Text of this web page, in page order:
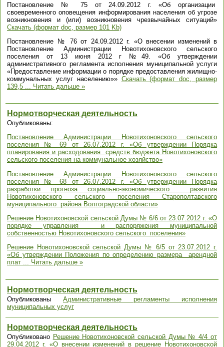
Постановление № 75 от 24.09.2012 г. «Об организации
своевременного оповещения информирования населения об угрозе
возникновения и (или) возникновения чрезвычайных ситуаций»
Скачать (формат doc, размер 101 Kb)
Постановление № 76 от 24.09.2012 г. «О внесении изменений в
Постановление Администрации Новотихоновского сельского
поселения от 13 июня 2012 г №49. «Об утверждении
административного регламента исполнения муниципальной услуги
«Предоставление информации о порядке предоставления жилищно-
коммунальных услуг населению»» Скачать (формат doc, размер
139,5
Читать дальше »
Нормотворческая деятельность
Опубликованы:
Постановление Администрации Новотихоновского сельского
поселения № 69 от 26.07.2012 г. «Об утверждении Порядка
планирования и расходования средств бюджета Новотихоновского
сельского поселения на коммунальное хозяйство»
Постановление Администрации Новотихоновского сельского
поселения № 68 от 26.07.2012 г. «Об утверждении Порядка
разработки прогноза социально-экономического развития
Новотихоновского сельского поселения Старополтавского
муниципального района Волгоградской области»
Решение Новотихоновской сельской Думы № 6/6 от 23.07.2012 г. «О
порядке управления и распоряжения муниципальной
собственностью Новотихоновского сельского поселения»
Решение Новотихоновской сельской Думы № 6/5 от 23.07.2012 г.
«Об утверждении Положения по определению размера арендной
плат ... Читать дальше »
Нормотворческая деятельность
Опубликованы Административные регламенты исполнения
муниципальных услуг
Нормотворческая деятельность
Опубликовано Решение Новотихоновской сельской Думы № 4/4 от
29.04.2012 г. «О внесении изменений в решение Новотихоновской